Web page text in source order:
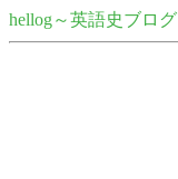
hellog～英語史ブログ